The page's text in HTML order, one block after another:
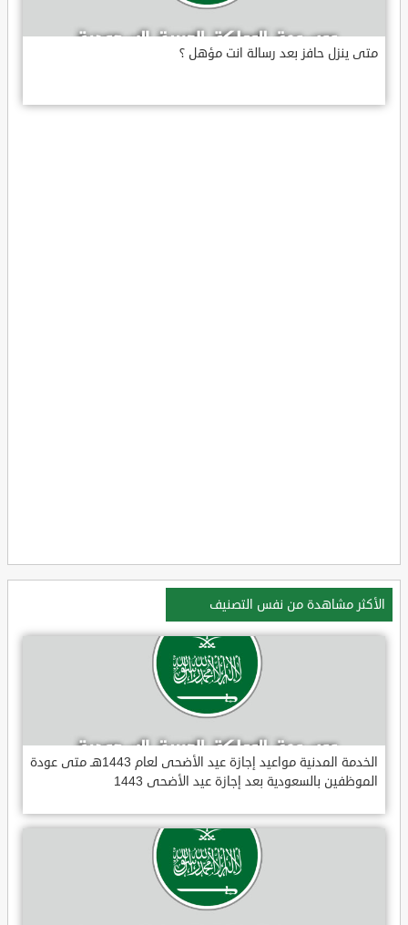
متى ينزل حافز بعد رسالة انت مؤهل ؟
الأكثر مشاهدة من نفس التصنيف
الخدمة المدنية مواعيد إجازة عيد الأضحى لعام 1443هـ متى عودة
الموظفين بالسعودية بعد إجازة عيد الأضحى 1443